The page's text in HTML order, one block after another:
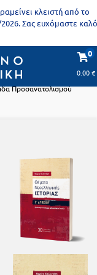
κλειστή από το
Σας ευχόμαστε καλό
0
0.00€
Προσανατολισμού